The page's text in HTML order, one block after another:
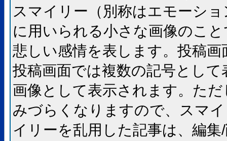
スマイリー（別称はエモーシ
に用いられる小さな画像のこ
悲しい感情を表します。投稿
投稿画面では複数の記号とし
画像として表示されます。た
みづらくなりますので、スマ
イリーを乱用した記事は、編